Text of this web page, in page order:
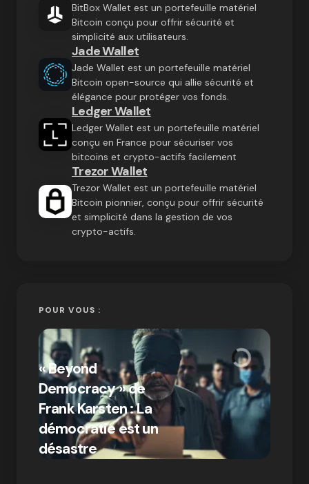
BitBox Wallet est un portefeuille matériel
Bitcoin conçu pour offrir sécurité et
simplicité aux utilisateurs.
Jade Wallet
Jade Wallet est un portefeuille matériel
Bitcoin open-source qui allie sécurité et
élégance pour protéger vos fonds.
Ledger Wallet
Ledger Wallet est un portefeuille matériel
conçu en France pour sécuriser vos
bitcoins et crypto-actifs facilement
Trezor Wallet
Trezor Wallet est un portefeuille matériel
Bitcoin pionnier, conçu pour offrir sécurité
et simplicité dans la gestion de vos
crypto-actifs.
POUR VOUS :
« Beyond
Democracy » de
Frank Karsten : La
démocratie est un
désastre
par Ines Aissani
on 03/10/2024